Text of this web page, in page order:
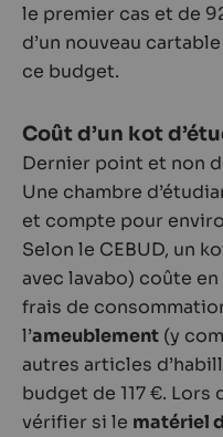
le premier cas et de
d’un nouveau
ce budget.
Coût d’un kot
Dernier point et non
Une chambre
et compte pour
Selon le CEBUD, un
avec lavabo) coûte
frais de
l’ameublement (y
autres articles
budget de 117 €. Lors
vérifier si le matériel